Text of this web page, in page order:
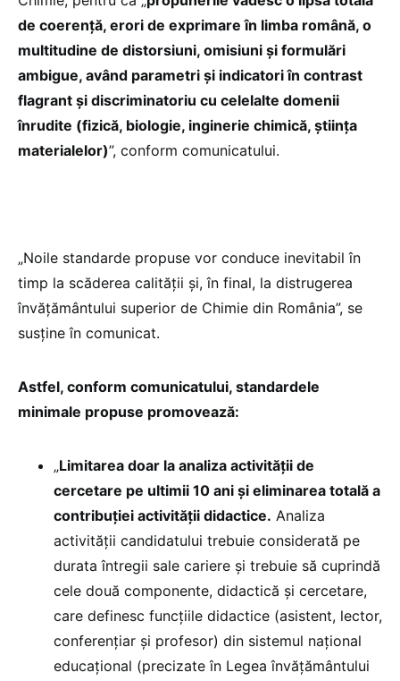
de coerență, erori de exprimare în limba română, o
multitudine de distorsiuni, omisiuni și formulări
ambigue, având parametri și indicatori în contrast
flagrant și discriminatoriu cu celelalte domenii
înrudite (fizică, biologie, inginerie chimică, știința
materialelor)”, conform comunicatului.
„Noile standarde propuse vor conduce inevitabil în
timp la scăderea calității și, în final, la distrugerea
învățământului superior de Chimie din România”, se
susține în comunicat.
Astfel, conform comunicatului, standardele
minimale propuse promovează:
„Limitarea doar la analiza activității de
cercetare pe ultimii 10 ani și eliminarea totală a
contribuției activității didactice. Analiza
activității candidatului trebuie considerată pe
durata întregii sale cariere și trebuie să cuprindă
cele două componente, didactică și cercetare,
care definesc funcţiile didactice (asistent, lector,
conferenţiar și profesor) din sistemul național
educațional (precizate în Legea învățământului